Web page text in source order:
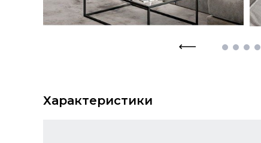
Характеристики